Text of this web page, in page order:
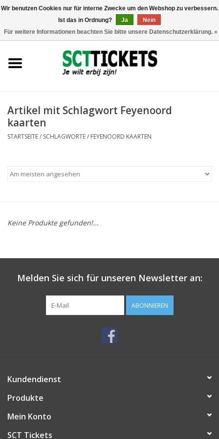
Artikel mit Schlagwort Feyenoord
kaarten
STARTSEITE/ SCHLAGWORTE/ FEYENOORD KAARTEN
Keine Produkte gefunden!...
Melden Sie sich für unseren Newsletter an:
ABONNIEREN
Kundendienst
Produkte
Mein Konto
SCT Tickets
Wir benutzen Cookies nur für interne Zwecke um den Webshop zu verbessern.
Ist das in Ordnung?
Ja
Nein
Für weitere Informationen beachten Sie bitte unsere Datenschutzerklärung. »